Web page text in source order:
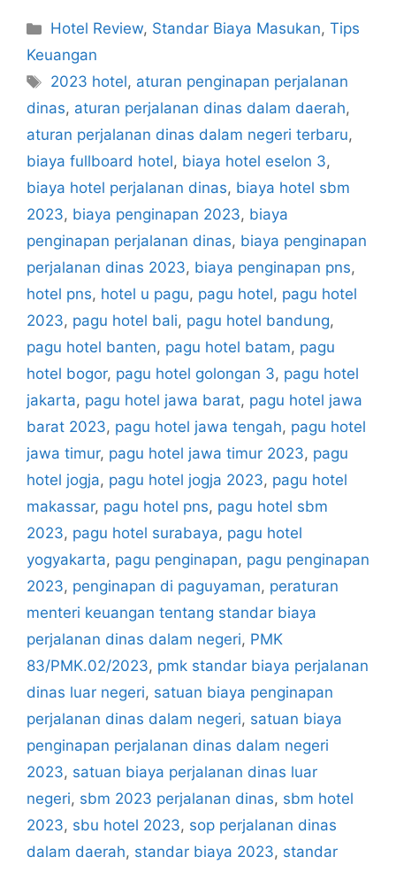
Categories
Hotel Review, Standar Biaya Masukan,Tips
Keuangan
Tags
2023 hotel, aturan penginapan perjalanan
dinas, aturan perjalanan dinas dalam daerah,
aturan perjalanan dinas dalam negeri terbaru,
biaya fullboard hotel, biaya hotel eselon 3,
biaya hotel perjalanan dinas, biaya hotel sbm
2023, biaya penginapan 2023, biaya
penginapan perjalanan dinas, biaya penginapan
perjalanan dinas 2023, biaya penginapan pns,
hotel pns, hotel u pagu, pagu hotel, pagu hotel
2023, pagu hotel bali, pagu hotel bandung,
pagu hotel banten, pagu hotel batam, pagu
hotel bogor, pagu hotel golongan 3, pagu hotel
jakarta, pagu hotel jawa barat, pagu hotel jawa
barat 2023, pagu hotel jawa tengah, pagu hotel
jawa timur, pagu hotel jawa timur 2023, pagu
hotel jogja, pagu hotel jogja 2023, pagu hotel
makassar, pagu hotel pns, pagu hotel sbm
2023, pagu hotel surabaya, pagu hotel
yogyakarta, pagu penginapan, pagu penginapan
2023, penginapan di paguyaman, peraturan
menteri keuangan tentang standar biaya
perjalanan dinas dalam negeri, PMK
83/PMK.02/2023, pmk standar biaya perjalanan
dinas luar negeri, satuan biaya penginapan
perjalanan dinas dalam negeri, satuan biaya
penginapan perjalanan dinas dalam negeri
2023, satuan biaya perjalanan dinas luar
negeri, sbm 2023 perjalanan dinas, sbm hotel
2023, sbu hotel 2023, sop perjalanan dinas
dalam daerah, standar biaya 2023, standar